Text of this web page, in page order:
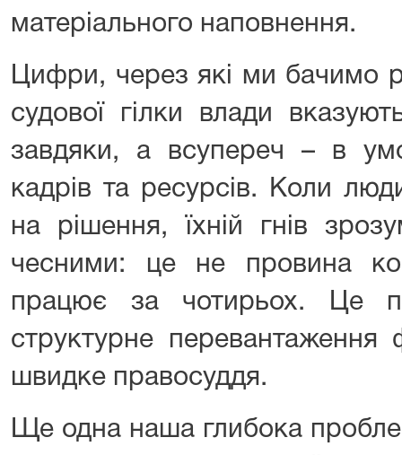
матеріального наповнення.
Цифри, через які ми бачимо
судової гілки влади
завдяки, а всупереч – в
кадрів та ресурсів. Коли
на рішення, їхній гнів
чесними: це не провина
працює за чотирьох. Це
структурне
швидке правосуддя.
Ще одна наша глибока